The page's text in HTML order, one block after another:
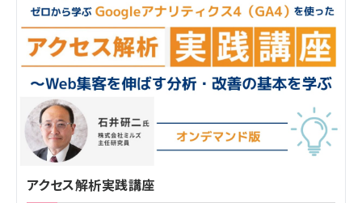
アクセス解析実践講座